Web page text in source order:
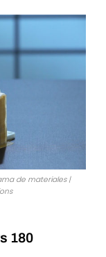
de materiales |
180